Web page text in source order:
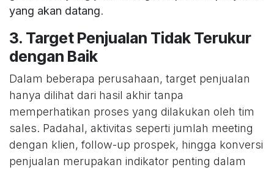
yang akan datang.
3. Target Penjualan Tidak Terukur
dengan Baik
Dalam beberapa perusahaan, target penjualan
hanya dilihat dari hasil akhir tanpa
memperhatikan proses yang dilakukan oleh tim
sales. Padahal, aktivitas seperti jumlah meeting
dengan klien, follow-up prospek, hingga konversi
penjualan merupakan indikator penting dalam